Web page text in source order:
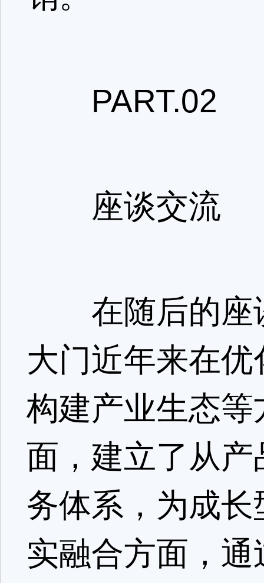
PART.02
座谈交流
在随后的座
大门近年来在
构建产业生态
面，建立了从
务体系，为成
实融合方面，